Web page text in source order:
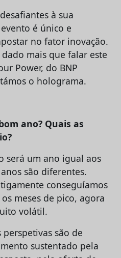
à sua
é único e
no fator inovação.
mais que falar este
Power, do BNP
o holograma.
ano? Quais as
será um ano igual aos
são diferentes.
conseguíamos
meses de pico, agora
volátil.
perspetivas são de
sustentado pela